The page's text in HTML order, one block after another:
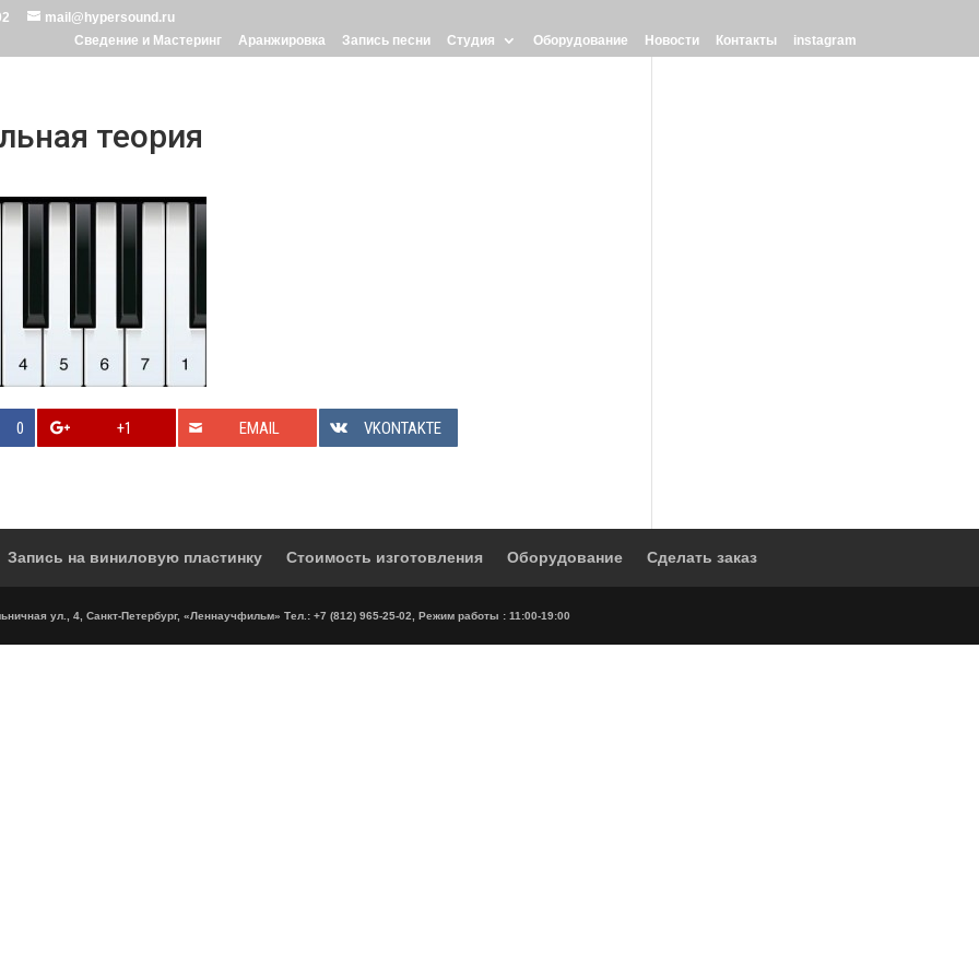
mail@hypersound.ru
Сведение и Мастеринг
Аранжировка Запись песни Студия Оборудование Новости Контакты instagram
теория
0 +1 EMAIL VKONTAKTE
Запись на виниловую пластинку Стоимость изготовления Оборудование Сделать заказ
ул., 4, Санкт-Петербург, «Леннаучфильм» Тел.: +7 (812) 965-25-02, Режим работы : 11:00-19:00